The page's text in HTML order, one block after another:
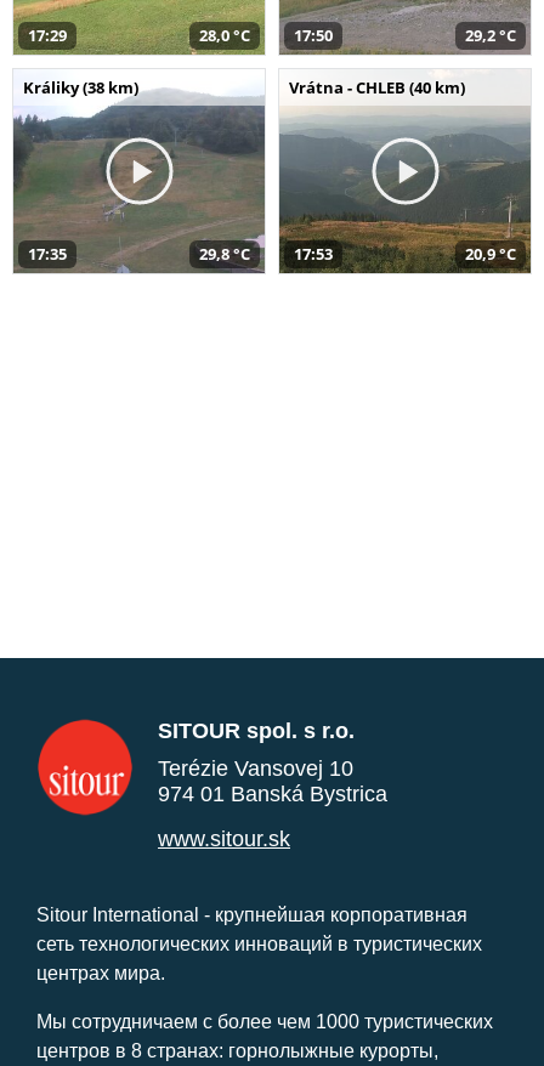
17:29 28,0 °C 17:50 29,2 °C
Králiky (38 km)
17:35 29,8 °C
Vrátna - CHLEB (40 km)
17:53 20,9 °C
SITOUR spol. s r.o.
Terézie Vansovej 10
974 01 Banská Bystrica
www.sitour.sk
Sitour International - крупнейшая корпоративная
сеть технологических инноваций в туристических
центрах мира.
Мы сотрудничаем с более чем 1000 туристических
центров в 8 странах: горнолыжные курорты,